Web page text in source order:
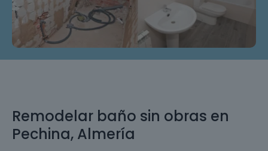
Remodelar baño sin obras en
Pechina, Almería